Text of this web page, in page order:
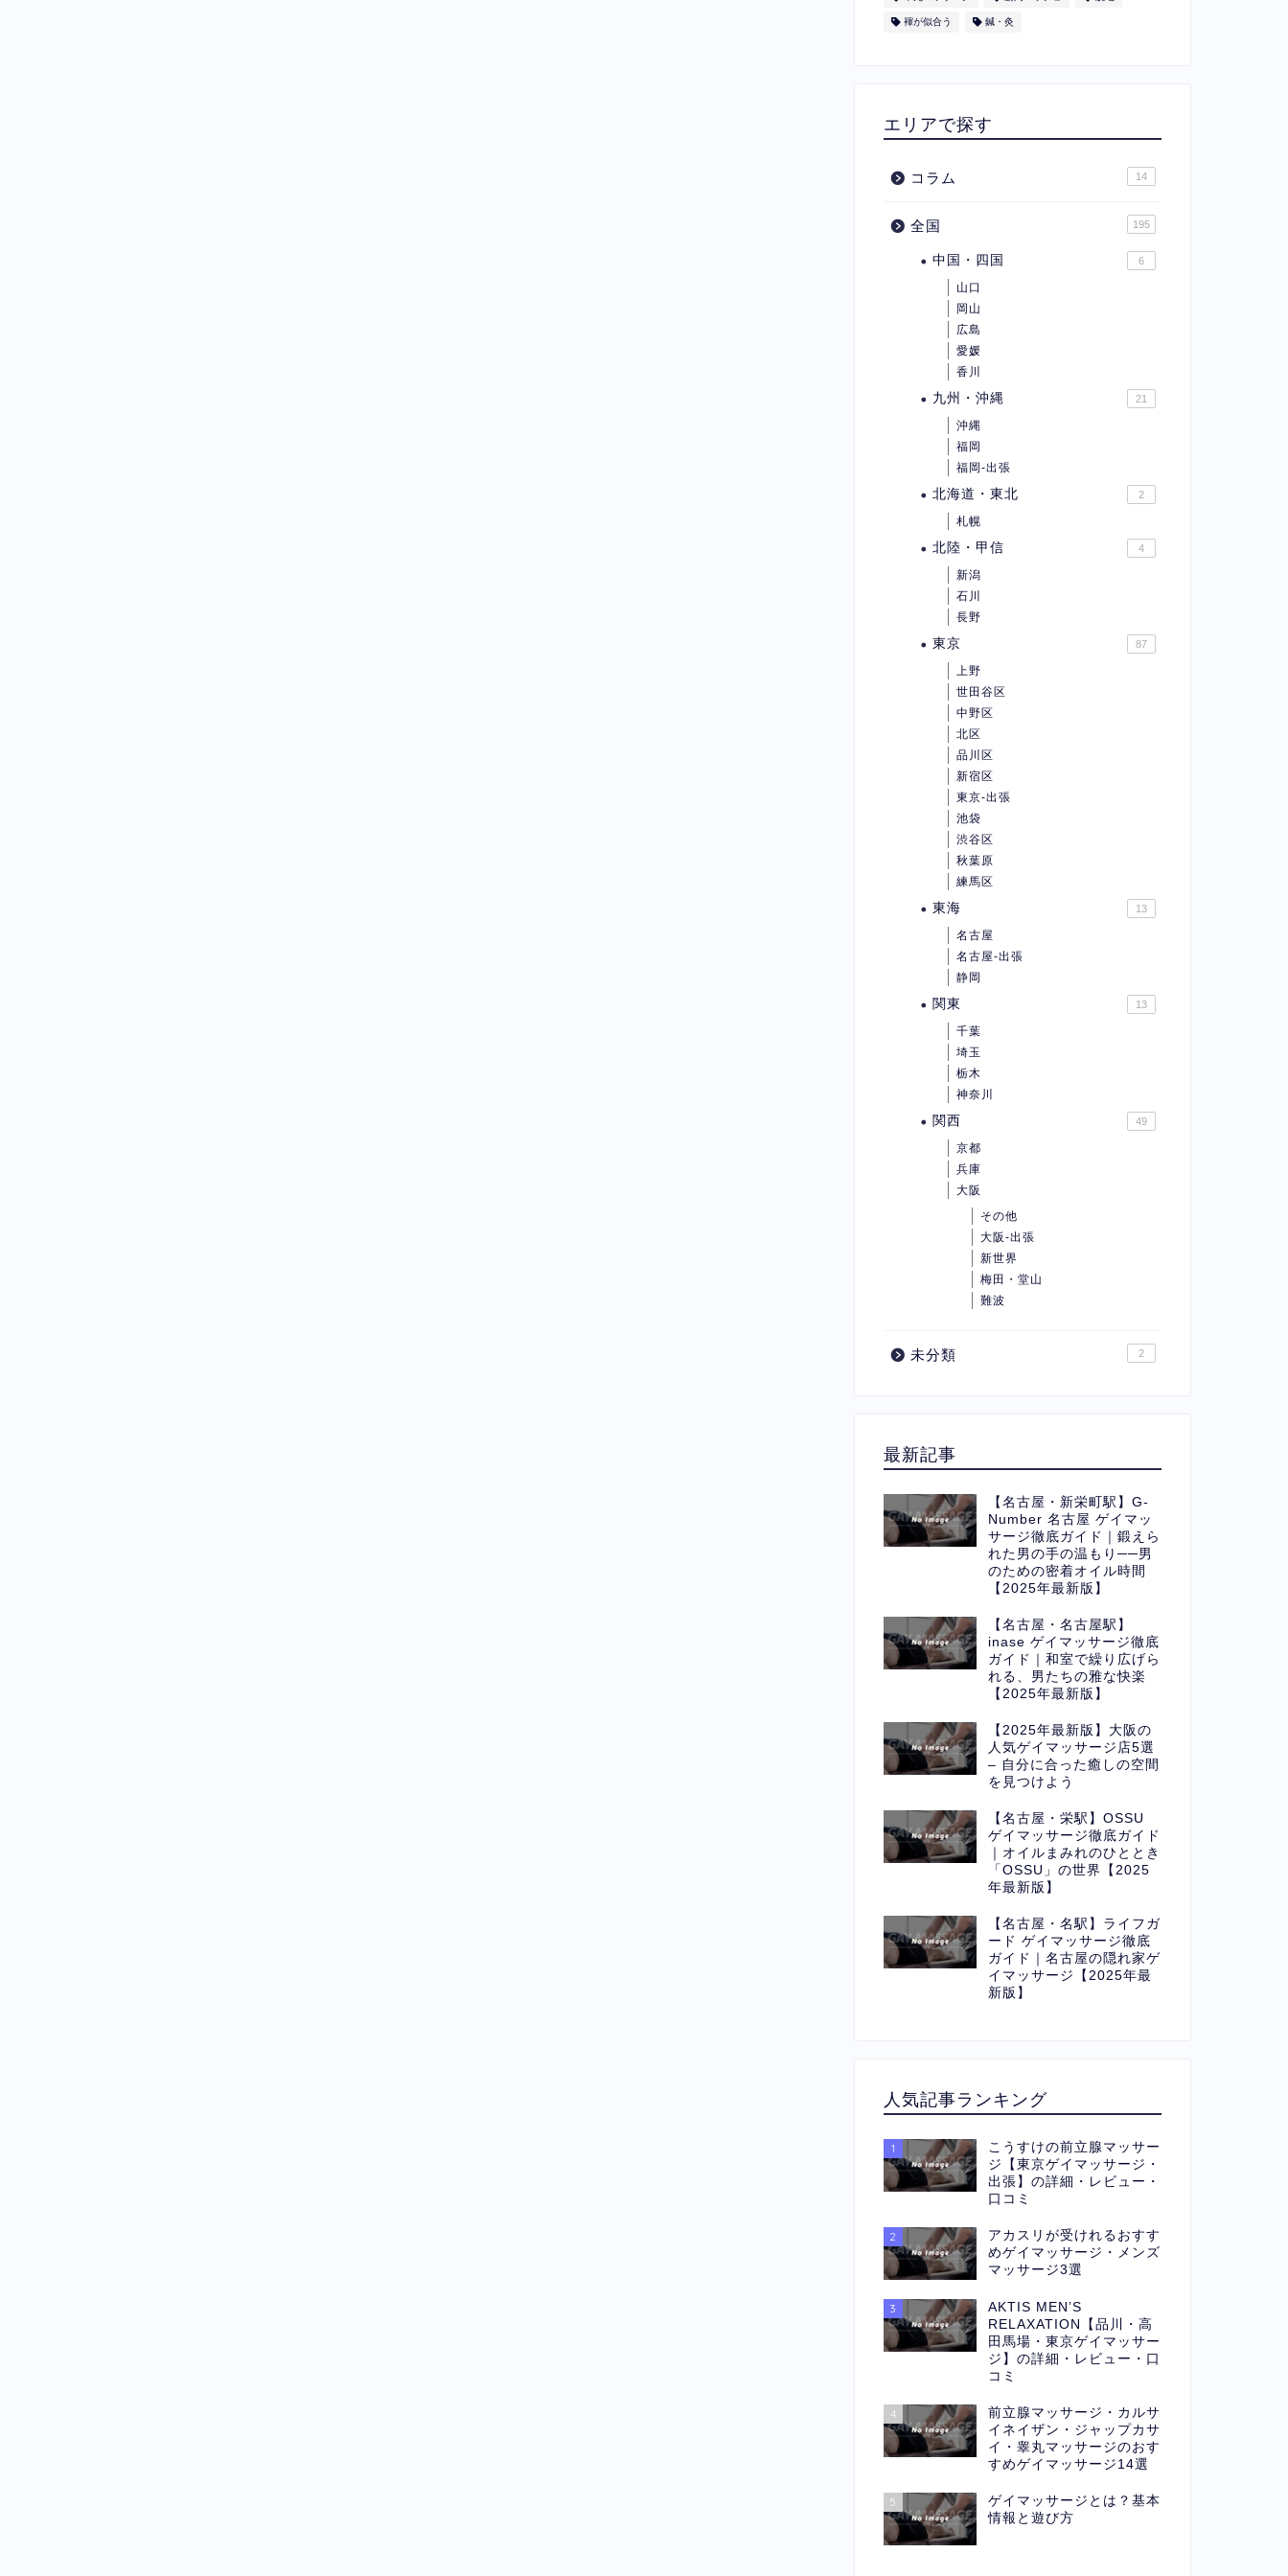
褌が似合う 鍼・灸
エリアで探す
コラム 14
全国 195
中国・四国 6
山口
岡山
広島
愛媛
香川
九州・沖縄 21
沖縄
福岡
福岡-出張
北海道・東北 2
札幌
北陸・甲信 4
新潟
石川
長野
東京 87
上野
世田谷区
中野区
北区
品川区
新宿区
東京-出張
池袋
渋谷区
秋葉原
練馬区
東海 13
名古屋
名古屋-出張
静岡
関東 13
千葉
埼玉
栃木
神奈川
関西 49
京都
兵庫
大阪
その他
大阪-出張
新世界
梅田・堂山
難波
未分類 2
最新記事
【名古屋・新栄町駅】G-
Number 名古屋 ゲイマッ
サージ徹底ガイド｜鍛えら
れた男の手の温もり──男
のための密着オイル時間
【2025年最新版】
【名古屋・名古屋駅】
inase ゲイマッサージ徹底
ガイド｜和室で繰り広げら
れる、男たちの雅な快楽
【2025年最新版】
【2025年最新版】大阪の
人気ゲイマッサージ店5選
– 自分に合った癒しの空間
を見つけよう
【名古屋・栄駅】OSSU
ゲイマッサージ徹底ガイド
｜オイルまみれのひととき
「OSSU」の世界【2025
年最新版】
【名古屋・名駅】ライフガ
ード ゲイマッサージ徹底
ガイド｜名古屋の隠れ家ゲ
イマッサージ【2025年最
新版】
人気記事ランキング
1
こうすけの前立腺マッサー
ジ【東京ゲイマッサージ・
出張】の詳細・レビュー・
口コミ
2
アカスリが受けれるおすす
めゲイマッサージ・メンズ
マッサージ3選
3
AKTIS MEN’S
RELAXATION【品川・高
田馬場・東京ゲイマッサー
ジ】の詳細・レビュー・口
コミ
4
前立腺マッサージ・カルサ
イネイザン・ジャップカサ
イ・睾丸マッサージのおす
すめゲイマッサージ14選
5
ゲイマッサージとは？基本
情報と遊び方